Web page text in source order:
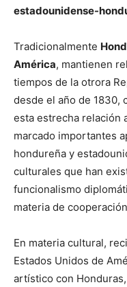
estadounidense-
Tradicionalmente
América, mantienen
tiempos de la otrora
desde el año de 1830,
esta estrecha relación
marcado importantes
hondureña y
culturales que han
funcionalismo
materia de
En materia cultural,
Estados Unidos de
artístico con